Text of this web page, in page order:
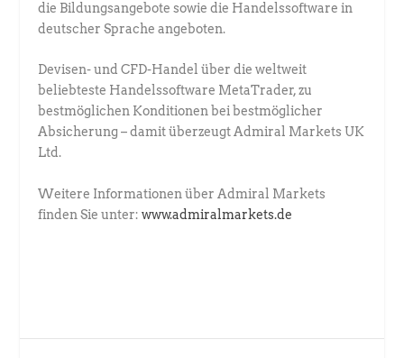
die Bildungsangebote sowie die Handelssoftware in
deutscher Sprache angeboten.
Devisen- und CFD-Handel über die weltweit
beliebteste Handelssoftware MetaTrader, zu
bestmöglichen Konditionen bei bestmöglicher
Absicherung – damit überzeugt Admiral Markets UK
Ltd.
Weitere Informationen über Admiral Markets
finden Sie unter:www.admiralmarkets.de